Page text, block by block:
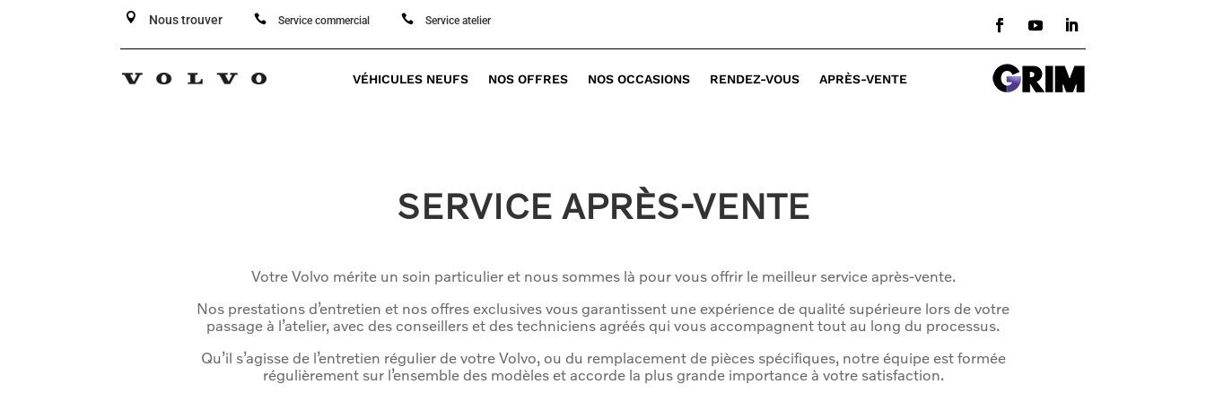
 Nous trouver  Service commercial  Service atelier
VÉHICULES NEUFS NOS OFFRES NOS OCCASIONS RENDEZ-VOUS APRÈS-VENTE
SERVICE APRÈS-VENTE
Votre Volvo mérite un soin particulier et nous sommes là pour vous offrir le meilleur service après-vente.
Nos prestations d’entretien et nos offres exclusives vous garantissent une expérience de qualité supérieure lors de votre
passage à l’atelier, avec des conseillers et des techniciens agréés qui vous accompagnent tout au long du processus.
Qu’il s’agisse de l’entretien régulier de votre Volvo, ou du remplacement de pièces spécifiques, notre équipe est formée
régulièrement sur l’ensemble des modèles et accorde la plus grande importance à votre satisfaction.